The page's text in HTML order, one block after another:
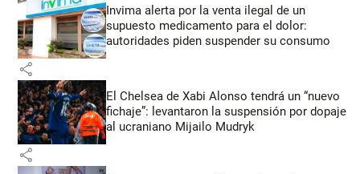
Invima alerta por la venta ilegal de un
supuesto medicamento para el dolor:
autoridades piden suspender su consumo
share
El Chelsea de Xabi Alonso tendrá un “nuevo
fichaje”: levantaron la suspensión por dopaje
al ucraniano Mijailo Mudryk
share